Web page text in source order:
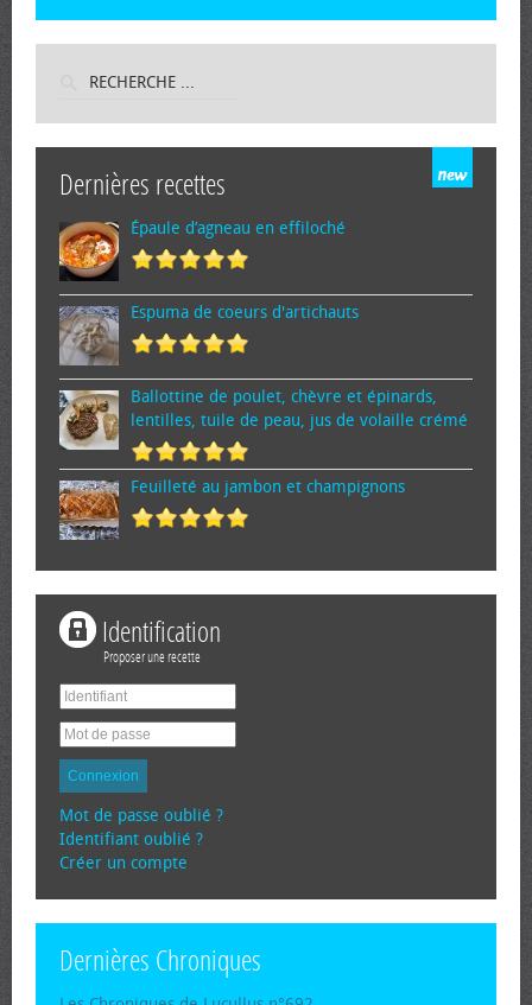
Dernières recettes
Épaule d’agneau en effiloché
Espuma de cœurs d'artichauts
Ballottine de poulet, chèvre et épinards,
lentilles, tuile de peau, jus de volaille crémé
Feuilleté au jambon et champignons
Identification
Proposer une recette
Connexion
Mot de passe oublié ?
Identifiant oublié ?
Créer un compte
Dernières Chroniques